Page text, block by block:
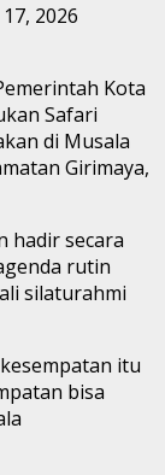
2026
Kota
Safari
di Musala
Girimaya,
hadir secara
rutin
silaturahmi
itu
bisa